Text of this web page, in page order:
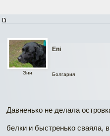
Eni
Эни Болгария
Давненько не делала
белки и быстренько сваяла,